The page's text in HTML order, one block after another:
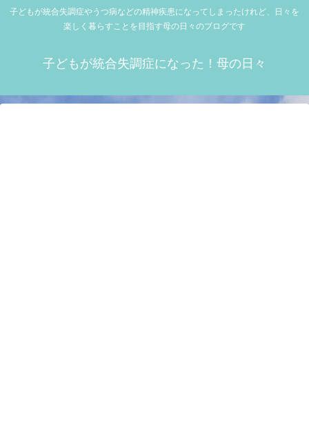
子どもが統合失調症やうつ病などの精神疾患になってしまったけれど、日々を
楽しく暮らすことを目指す母の日々のブログです
子どもが統合失調症になった！母の日々